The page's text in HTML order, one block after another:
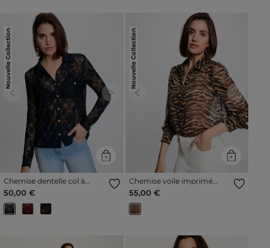
Nouvelle Collection
Previous Next
Chemise dentelle col à
revers bleu marine femme
50,00 €
Nouvelle Collection
Previous Next
Chemise voile imprimé
multicolore femme
55,00 €